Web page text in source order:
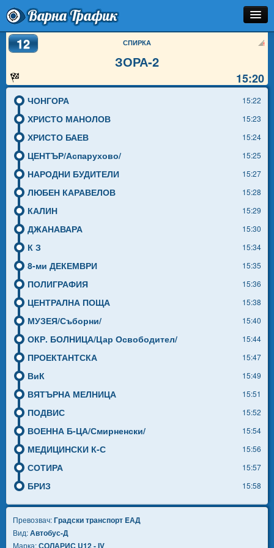
Варна Трафик
Спирка
Как Да Стигна?
Инфо
12 СПИРКА
ЗОРА-2
15:20
ЧОНГОРА 15:22
ХРИСТО МАНОЛОВ 15:23
ХРИСТО БАЕВ 15:24
ЦЕНТЪР/Аспарухово/ 15:25
НАРОДНИ БУДИТЕЛИ 15:27
ЛЮБЕН КАРАВЕЛОВ 15:28
КАЛИН 15:29
ДЖАНАВАРА 15:30
К З 15:34
8-ми ДЕКЕМВРИ 15:35
ПОЛИГРАФИЯ 15:36
ЦЕНТРАЛНА ПОЩА 15:38
МУЗЕЯ/Съборни/ 15:40
ОКР. БОЛНИЦА/Цар Освободител/ 15:44
ПРОЕКТАНТСКА 15:47
ВиК 15:49
ВЯТЪРНА МЕЛНИЦА 15:51
ПОДВИС 15:52
ВОЕННА Б-ЦА/Смирненски/ 15:54
МЕДИЦИНСКИ К-С 15:56
СОТИРА 15:57
БРИЗ 15:58
Превозвач:Градски транспорт EАД
Вид:Автобус-Д
Марка:СОЛАРИС U12 - IV